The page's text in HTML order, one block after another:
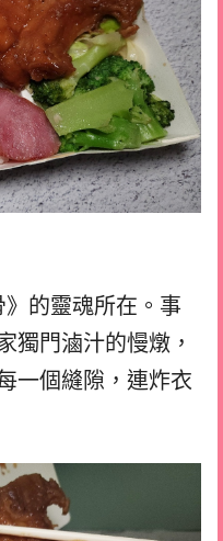
的靈魂所在。事
獨門滷汁的慢燉，
一個縫隙，連炸衣